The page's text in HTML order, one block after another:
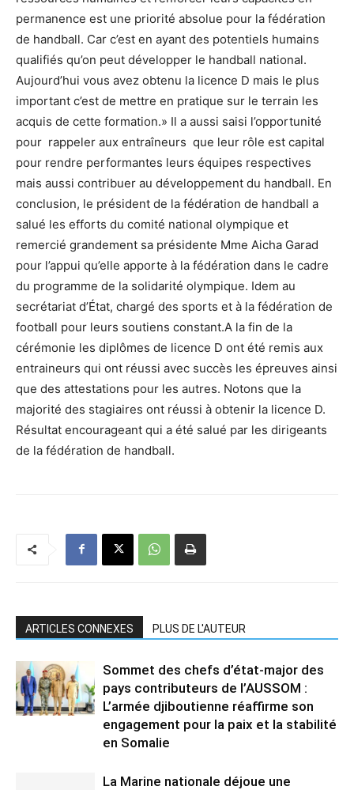
permanence est une priorité absolue pour la fédération
de handball. Car c’est en ayant des potentiels humains
qualifiés qu’on peut développer le handball national.
Aujourd’hui vous avez obtenu la licence D mais le plus
important c’est de mettre en pratique sur le terrain les
acquis de cette formation.» Il a aussi saisi l’opportunité
pour rappeler aux entraîneurs que leur rôle est capital
pour rendre performantes leurs équipes respectives
mais aussi contribuer au développement du handball. En
conclusion, le président de la fédération de handball a
salué les efforts du comité national olympique et
remercié grandement sa présidente Mme Aicha Garad
pour l’appui qu’elle apporte à la fédération dans le cadre
du programme de la solidarité olympique. Idem au
secrétariat d’État, chargé des sports et à la fédération de
football pour leurs soutiens constant.A la fin de la
cérémonie les diplômes de licence D ont été remis aux
entraineurs qui ont réussi avec succès les épreuves ainsi
que des attestations pour les autres. Notons que la
majorité des stagiaires ont réussi à obtenir la licence D.
Résultat encourageant qui a été salué par les dirigeants
de la fédération de handball.
ARTICLES CONNEXES PLUS DE L'AUTEUR
Sommet des chefs d’état-major des
pays contributeurs de l’AUSSOM :
L’armée djiboutienne réaffirme son
engagement pour la paix et la stabilité
en Somalie
La Marine nationale déjoue une